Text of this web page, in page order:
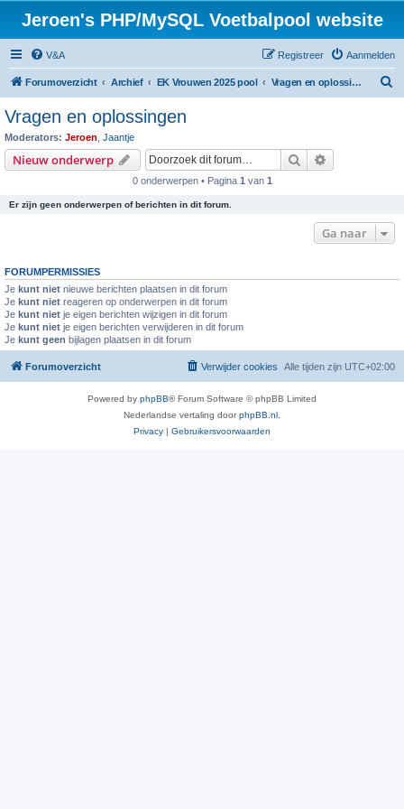
Jeroen's PHP/MySQL Voetbalpool website
V&A Aanmelden
Registreer
Forumoverzicht Archief EK Vrouwen 2025 pool Vragen en oplossingen
Vragen en oplossingen
Moderators: Jeroen Jaantje
Nieuw onderwerp Zoek
0 onderwerpen • Pagina 1 van 1
Er zijn geen onderwerpen of berichten in dit forum.
Ga naar
FORUMPERMISSIES
Je kunt niet nieuwe berichten plaatsen in dit forum
Je kunt niet reageren op onderwerpen in dit forum
Je kunt niet je eigen berichten wijzigen in dit forum
Je kunt niet je eigen berichten verwijderen in dit forum
Je kunt geen bijlagen plaatsen in dit forum
Forumoverzicht Alle tijden zijn UTC+02:00
Verwijder cookies
Powered by phpBB® Forum Software © phpBB Limited
Nederlandse vertaling doorphpBB.nl
Privacy | Gebruikersvoorwaarden